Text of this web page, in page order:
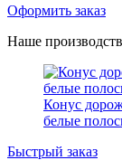
Оформить заказ
Наше
Конус
белые
Быстрый заказ